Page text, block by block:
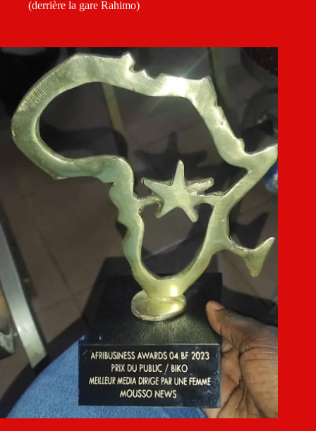
(derrière la gare Rahimo)